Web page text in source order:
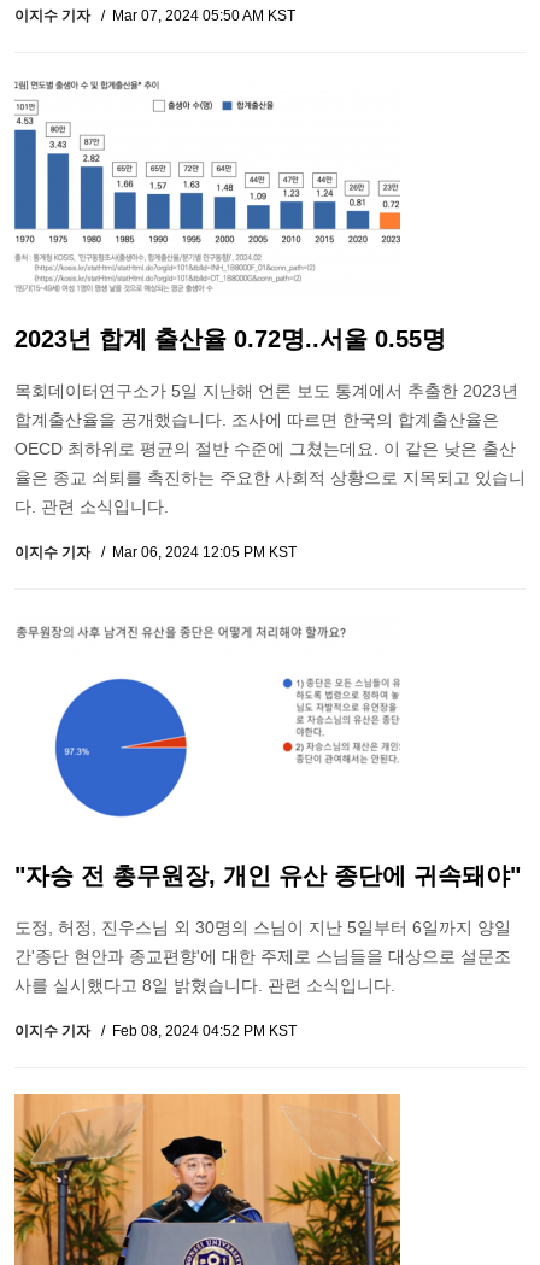
이지수 기자 Mar 07, 2024 05:50 AM KST
2023년 합계 출산율 0.72명..서울 0.55명
목회데이터연구소가 5일 지난해 언론 보도 통계에서 추출한 2023년
합계출산율을 공개했습니다. 조사에 따르면 한국의 합계출산율은
OECD 최하위로 평균의 절반 수준에 그쳤는데요. 이 같은 낮은 출산
율은 종교 쇠퇴를 촉진하는 주요한 사회적 상황으로 지목되고 있습니
다. 관련 소식입니다.
이지수 기자 Mar 06, 2024 12:05 PM KST
"자승 전 총무원장, 개인 유산 종단에 귀속돼야"
도정, 허정, 진우스님 외 30명의 스님이 지난 5일부터 6일까지 양일
간'종단 현안과 종교편향'에 대한 주제로 스님들을 대상으로 설문조
사를 실시했다고 8일 밝혔습니다. 관련 소식입니다.
이지수 기자 Feb 08, 2024 04:52 PM KST